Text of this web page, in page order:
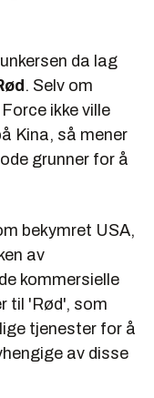
da lag
. Selv om
ikke ville
Kina, så mener
grunner for å
bekymret USA,
av
kommersielle
til 'Rød', som
tjenester for å
av disse